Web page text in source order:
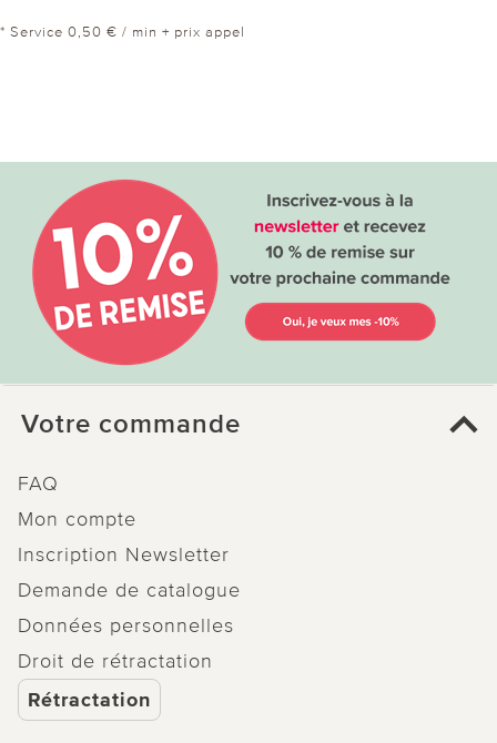
* Service 0,50 € / min + prix appel
Votre commande
FAQ
Mon compte
Inscription Newsletter
Demande de catalogue
Données personnelles
Droit de rétractation
Rétractation